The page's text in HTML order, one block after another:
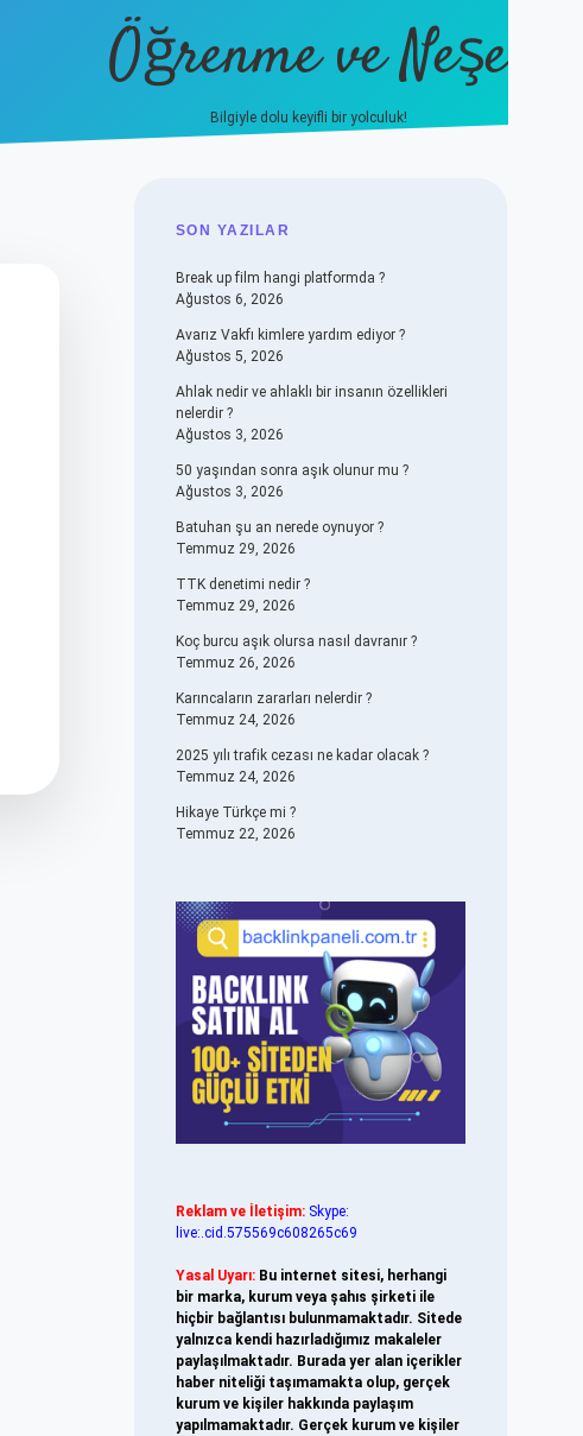
Öğrenme ve Neşe
Bilgiyle dolu keyifli bir yolculuk!
SIDEBAR
SON YAZILAR
Break up film hangi platformda ?
Ağustos 6, 2026
Avarız Vakfı kimlere yardım ediyor ?
Ağustos 5, 2026
Ahlak nedir ve ahlaklı bir insanın özellikleri
nelerdir ?
Ağustos 3, 2026
50 yaşından sonra aşık olunur mu ?
Ağustos 3, 2026
Batuhan şu an nerede oynuyor ?
Temmuz 29, 2026
TTK denetimi nedir ?
Temmuz 29, 2026
Koç burcu aşık olursa nasıl davranır ?
Temmuz 26, 2026
Karıncaların zararları nelerdir ?
Temmuz 24, 2026
2025 yılı trafik cezası ne kadar olacak ?
Temmuz 24, 2026
Hikaye Türkçe mi ?
Temmuz 22, 2026
Reklam ve İletişim: Skype:
live:.cid.575569c608265c69
Yasal Uyarı: Bu internet sitesi, herhangi
bir marka, kurum veya şahıs şirketi ile
hiçbir bağlantısı bulunmamaktadır. Sitede
yalnızca kendi hazırladığımız makaleler
paylaşılmaktadır. Burada yer alan içerikler
haber niteliği taşımamakta olup, gerçek
kurum ve kişiler hakkında paylaşım
yapılmamaktadır. Gerçek kurum ve kişiler